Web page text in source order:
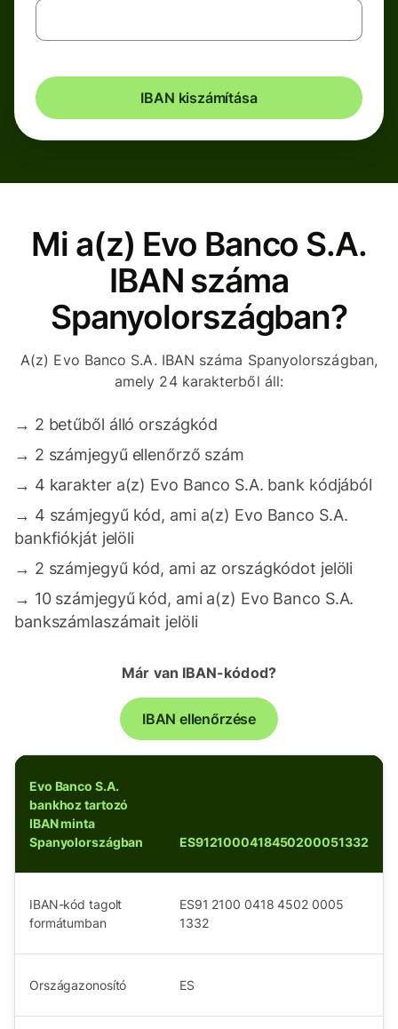
IBAN kiszámítása
Mi a(z) Evo Banco S.A.
IBAN száma
Spanyolországban?
A(z) Evo Banco S.A. IBAN száma Spanyolországban,
amely 24 karakterből áll:
→ 2 betűből álló országkód
→ 2 számjegyű ellenőrző szám
→ 4 karakter a(z) Evo Banco S.A. bank kódjából
→ 4 számjegyű kód, ami a(z) Evo Banco S.A.
bankfiókját jelöli
→ 2 számjegyű kód, ami az országkódot jelöli
→ 10 számjegyű kód, ami a(z) Evo Banco S.A.
bankszámlaszámait jelöli
Már van IBAN-kódod?
IBAN ellenőrzése
Evo Banco S.A.
bankhoz tartozó
IBAN minta
Spanyolországban
ES9121000418450200051332
IBAN-kód tagolt
formátumban
ES91 2100 0418 4502 0005
1332
Országazonosító ES